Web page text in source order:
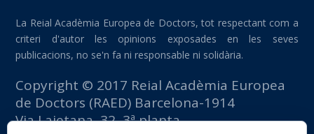
La Reial Acadèmia Europea de Doctors, tot respectant com a
criteri d'autor les opinions exposades en les seves
publicacions, no se'n fa ni responsable ni solidària.
Copyright © 2017 Reial Acadèmia Europea
de Doctors (RAED) Barcelona-1914
Via Laietana, 32, 3ª planta